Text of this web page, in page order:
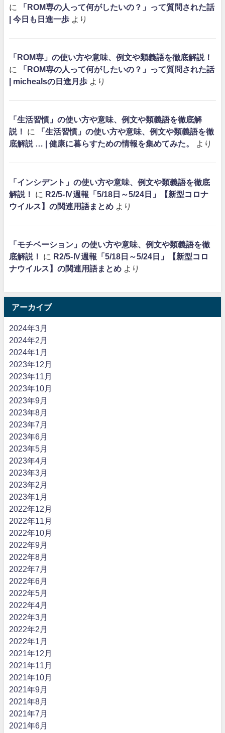
に
「ROM専の人って何がしたいの？」って質問された話
| 今日も日進一歩 より
「ROM専」の使い方や意味、例文や類義語を徹底解説！
に
「ROM専の人って何がしたいの？」って質問された話
| michealsの日進月歩 より
「生活習慣」の使い方や意味、例文や類義語を徹底解
説！
に
「生活習慣」の使い方や意味、例文や類義語を徹
底解説 … | 健康に暮らすための情報を集めてみた。
より
「インシデント」の使い方や意味、例文や類義語を徹底
解説！
に R2/5-Ⅳ週報「5/18日～5/24日」【新型コロナ
ウイルス】の関連用語まとめ より
「モチベーション」の使い方や意味、例文や類義語を徹
底解説！
に R2/5-Ⅳ週報「5/18日～5/24日」【新型コロ
ナウイルス】の関連用語まとめ より
アーカイブ
2024年3月
2024年2月
2024年1月
2023年12月
2023年11月
2023年10月
2023年9月
2023年8月
2023年7月
2023年6月
2023年5月
2023年4月
2023年3月
2023年2月
2023年1月
2022年12月
2022年11月
2022年10月
2022年9月
2022年8月
2022年7月
2022年6月
2022年5月
2022年4月
2022年3月
2022年2月
2022年1月
2021年12月
2021年11月
2021年10月
2021年9月
2021年8月
2021年7月
2021年6月